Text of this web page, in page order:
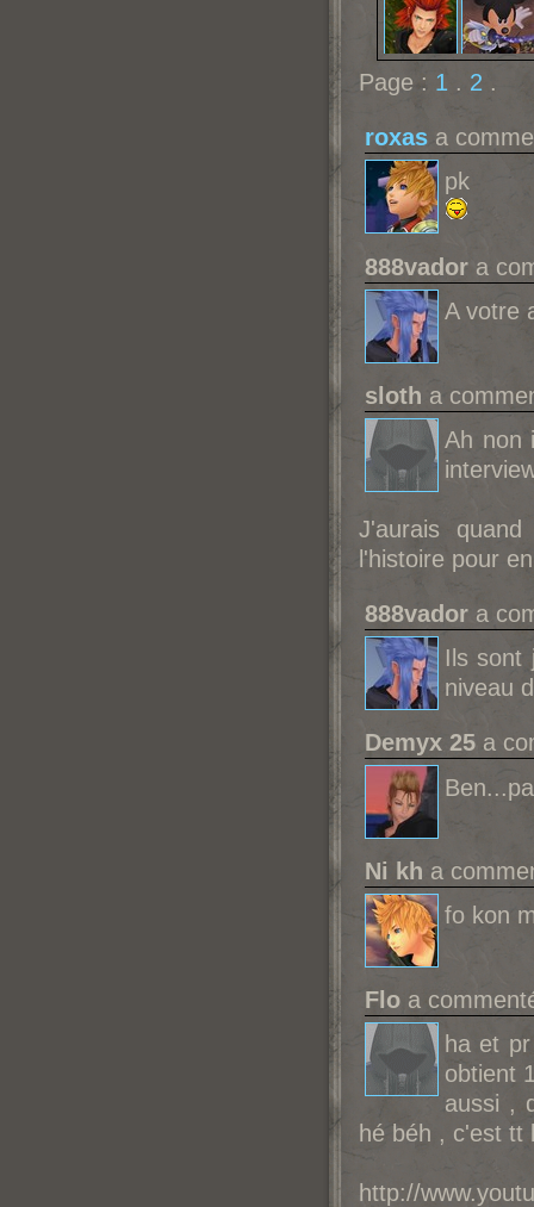
Page : 1 . 2 .
roxas a
pk
888vador a
A votre
sloth a
Ah non
J'aurais
l'histoire pour
888vador a
Ils sont
niveau
Demyx 25 a
Ni kh a
fo kon
Flo a
ha et
obtient
aussi ,
hé béh , c'est tt
http://